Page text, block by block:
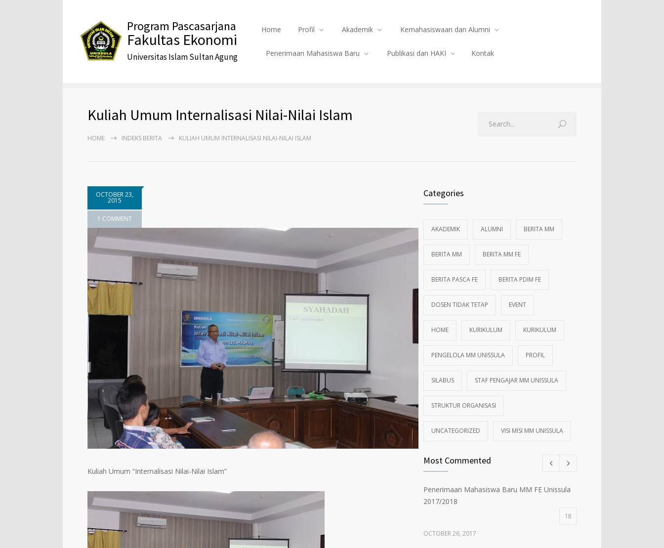
Program Pascasarjana
Fakultas Ekonomi
Universitas Islam Sultan Agung
Home Profil Akademik Kemahasiswaan dan Alumni
Penerimaan Mahasiswa Baru Publikasi dan HAKI Kontak
Kuliah Umum Internalisasi Nilai-Nilai Islam
HOME INDEKS BERITA KULIAH UMUM INTERNALISASI NILAI-NILAI ISLAM
OCTOBER 23,
2015
1 COMMENT
Kuliah Umum “Internalisasi Nilai-Nilai Islam”
Categories
AKADEMIK ALUMNI BERITA MM
BERITA MM BERITA MM FE
BERITA PASCA FE BERITA PDIM FE
DOSEN TIDAK TETAP EVENT
HOME KURIKULUM KURIKULUM
PENGELOLA MM UNISSULA PROFIL
SILABUS STAF PENGAJAR MM UNISSULA
STRUKTUR ORGANISASI
UNCATEGORIZED VISI MISI MM UNISSULA
Most Commented
Penerimaan Mahasiswa Baru MM FE Unissula
2017/2018
18
OCTOBER 26, 2017